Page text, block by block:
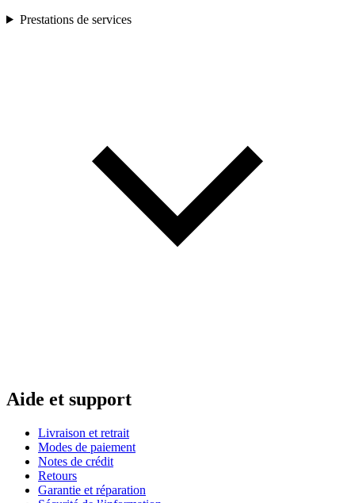
Prestations de services
Aide et support
Livraison et retrait
Modes de paiement
Notes de crédit
Retours
Garantie et réparation